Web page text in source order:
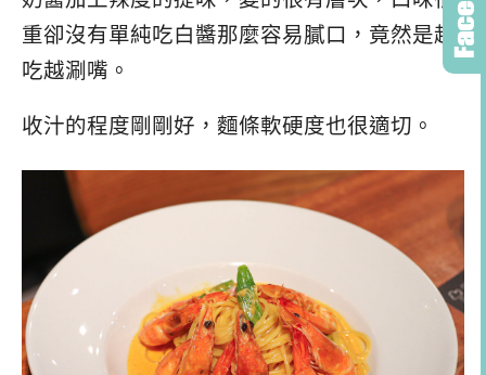
重卻沒有單純吃白醬那麼容易膩口，竟然是越
吃越涮嘴。
收汁的程度剛剛好，麵條軟硬度也很適切。